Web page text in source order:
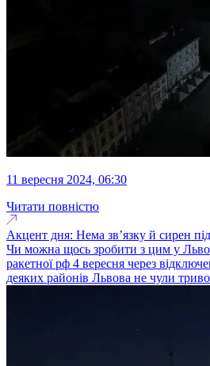
11 вересня 2024, 06:30
Читати повністю
Акцент дня: Нема зв’язку й сирен
Чи можна щось зробити з цим у
ракетної рф 4 вересня через
деяких районів Львова не чули